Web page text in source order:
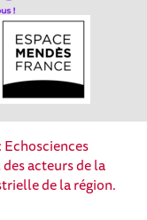
acteurs de la
de la région.